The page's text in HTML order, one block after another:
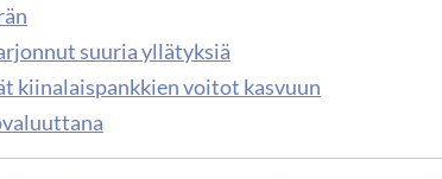
suuria yllätyksiä
kiinalaispankkien voitot kasvuun